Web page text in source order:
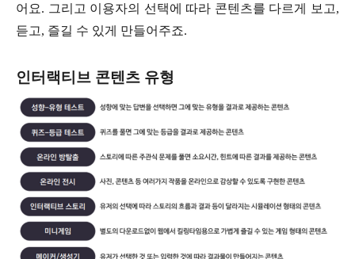
어요. 그리고 이용자의 선택에 따라 콘텐츠를 다르게 보고,
듣고, 즐길 수 있게 만들어주죠.
인터랙티브 콘텐츠 유형